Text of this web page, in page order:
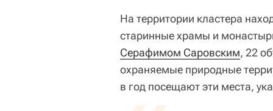
На территории кластера
старинные храмы и
Серафимом Саровским, 22
охраняемые природные
в год посещают эти места,